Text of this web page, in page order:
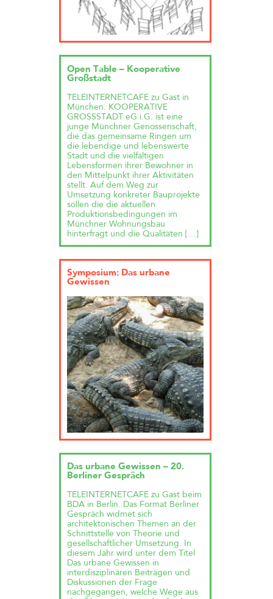
Open Table – Kooperative
Großstadt
TELEINTERNETCAFE zu Gast in
München. KOOPERATIVE
GROSSSTADT eG i.G. ist eine
junge Münchner Genossenschaft,
die das gemeinsame Ringen um
die lebendige und lebenswerte
Stadt und die vielfältigen
Lebensformen ihrer Bewohner in
den Mittelpunkt ihrer Aktivitäten
stellt. Auf dem Weg zur
Umsetzung konkreter Bauprojekte
sollen die die aktuellen
Produktionsbedingungen im
Münchner Wohnungsbau
hinterfragt und die Qualitäten […]
Symposium: Das urbane
Gewissen
Das urbane Gewissen – 20.
Berliner Gespräch
TELEINTERNETCAFE zu Gast beim
BDA in Berlin. Das Format Berliner
Gespräch widmet sich
architektonischen Themen an der
Schnittstelle von Theorie und
gesellschaftlicher Umsetzung. In
diesem Jahr wird unter dem Titel
Das urbane Gewissen in
interdisziplinären Beiträgen und
Diskussionen der Frage
nachgegangen, welche Wege aus